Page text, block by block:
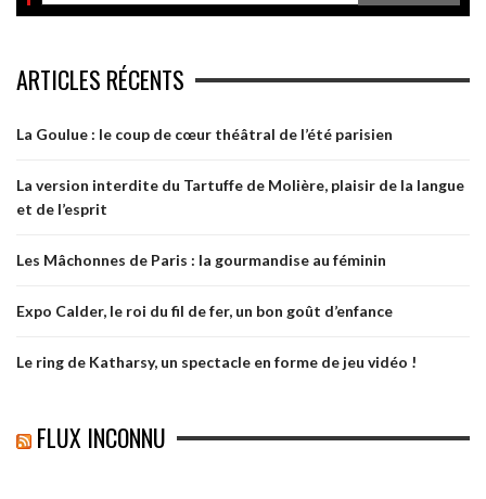
ARTICLES RÉCENTS
La Goulue : le coup de cœur théâtral de l’été parisien
La version interdite du Tartuffe de Molière, plaisir de la langue
et de l’esprit
Les Mâchonnes de Paris : la gourmandise au féminin
Expo Calder, le roi du fil de fer, un bon goût d’enfance
Le ring de Katharsy, un spectacle en forme de jeu vidéo !
FLUX INCONNU